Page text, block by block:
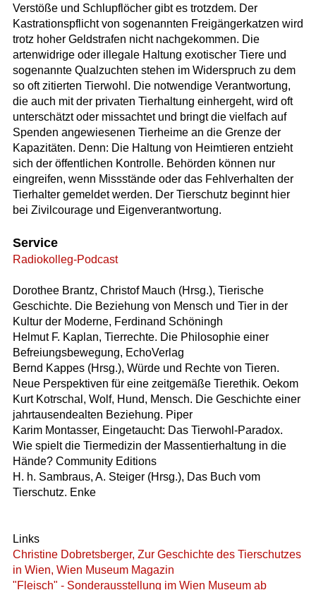
Verstöße und Schlupflöcher gibt es trotzdem. Der
Kastrationspflicht von sogenannten Freigängerkatzen wird
trotz hoher Geldstrafen nicht nachgekommen. Die
artenwidrige oder illegale Haltung exotischer Tiere und
sogenannte Qualzuchten stehen im Widerspruch zu dem
so oft zitierten Tierwohl. Die notwendige Verantwortung,
die auch mit der privaten Tierhaltung einhergeht, wird oft
unterschätzt oder missachtet und bringt die vielfach auf
Spenden angewiesenen Tierheime an die Grenze der
Kapazitäten. Denn: Die Haltung von Heimtieren entzieht
sich der öffentlichen Kontrolle. Behörden können nur
eingreifen, wenn Missstände oder das Fehlverhalten der
Tierhalter gemeldet werden. Der Tierschutz beginnt hier
bei Zivilcourage und Eigenverantwortung.
Service
Radiokolleg-Podcast
Dorothee Brantz, Christof Mauch (Hrsg.), Tierische
Geschichte. Die Beziehung von Mensch und Tier in der
Kultur der Moderne, Ferdinand Schöningh
Helmut F. Kaplan, Tierrechte. Die Philosophie einer
Befreiungsbewegung, EchoVerlag
Bernd Kappes (Hrsg.), Würde und Rechte von Tieren.
Neue Perspektiven für eine zeitgemäße Tierethik. Oekom
Kurt Kotrschal, Wolf, Hund, Mensch. Die Geschichte einer
jahrtausendealten Beziehung. Piper
Karim Montasser, Eingetaucht: Das Tierwohl-Paradox.
Wie spielt die Tiermedizin der Massentierhaltung in die
Hände? Community Editions
H. h. Sambraus, A. Steiger (Hrsg.), Das Buch vom
Tierschutz. Enke
Links
Christine Dobretsberger, Zur Geschichte des Tierschutzes
in Wien, Wien Museum Magazin
"Fleisch" - Sonderausstellung im Wien Museum ab